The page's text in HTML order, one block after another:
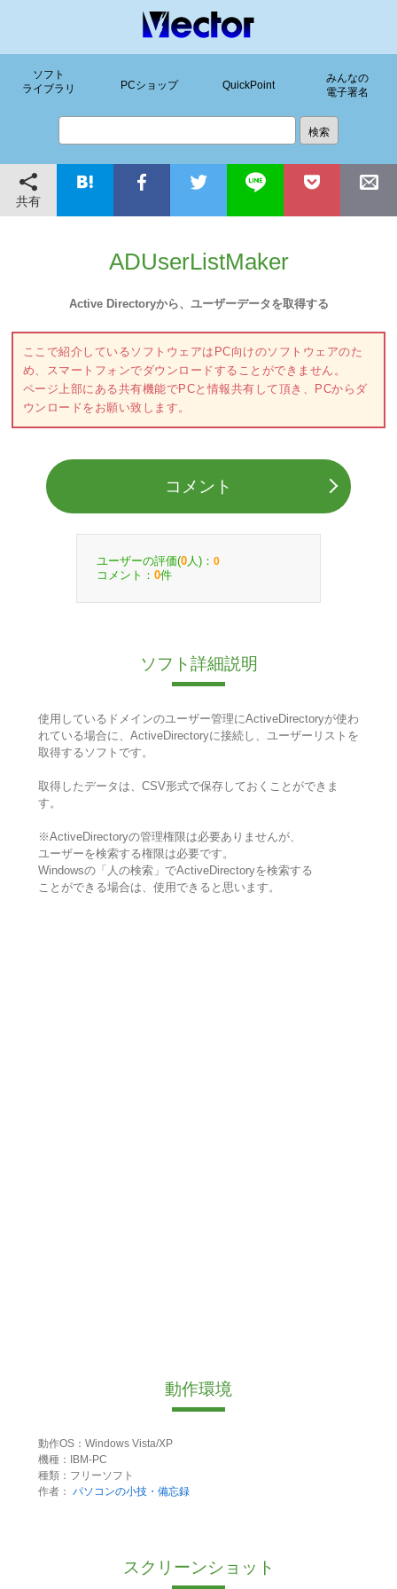
ソフト
ライブラリ
PCショップ QuickPoint
みんなの
電子署名
共有
ADUserListMaker
Active Directoryから、ユーザーデータを取得する
ここで紹介しているソフトウェアはPC向けのソフトウェアのた
め、スマートフォンでダウンロードすることができません。
ページ上部にある共有機能でPCと情報共有して頂き、PCからダ
ウンロードをお願い致します。
コメント
ユーザーの評価(0 人)： 0
コメント： 0件
ソフト詳細説明
使用しているドメインのユーザー管理にActiveDirectoryが使わ
れている場合に、ActiveDirectoryに接続し、ユーザーリストを
取得するソフトです。
取得したデータは、CSV形式で保存しておくことができま
す。
※ActiveDirectoryの管理権限は必要ありませんが、
ユーザーを検索する権限は必要です。
Windowsの「人の検索」でActiveDirectoryを検索する
ことができる場合は、使用できると思います。
動作環境
動作OS：Windows Vista/XP
機種：IBM-PC
種類：フリーソフト
作者： パソコンの小技・備忘録
スクリーンショット